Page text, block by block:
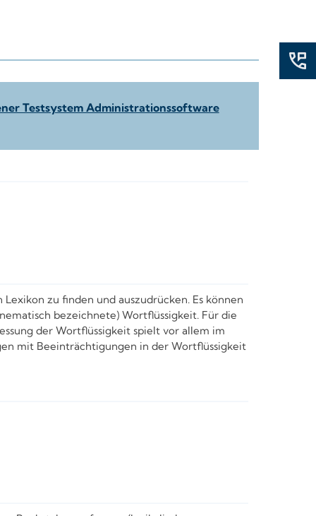
Testsystem Administrationssoftware
zu finden und auszudrücken. Es können
bezeichnete) Wortflüssigkeit. Für die
der Wortflüssigkeit spielt vor allem im
mit Beeinträchtigungen in der Wortflüssigkeit